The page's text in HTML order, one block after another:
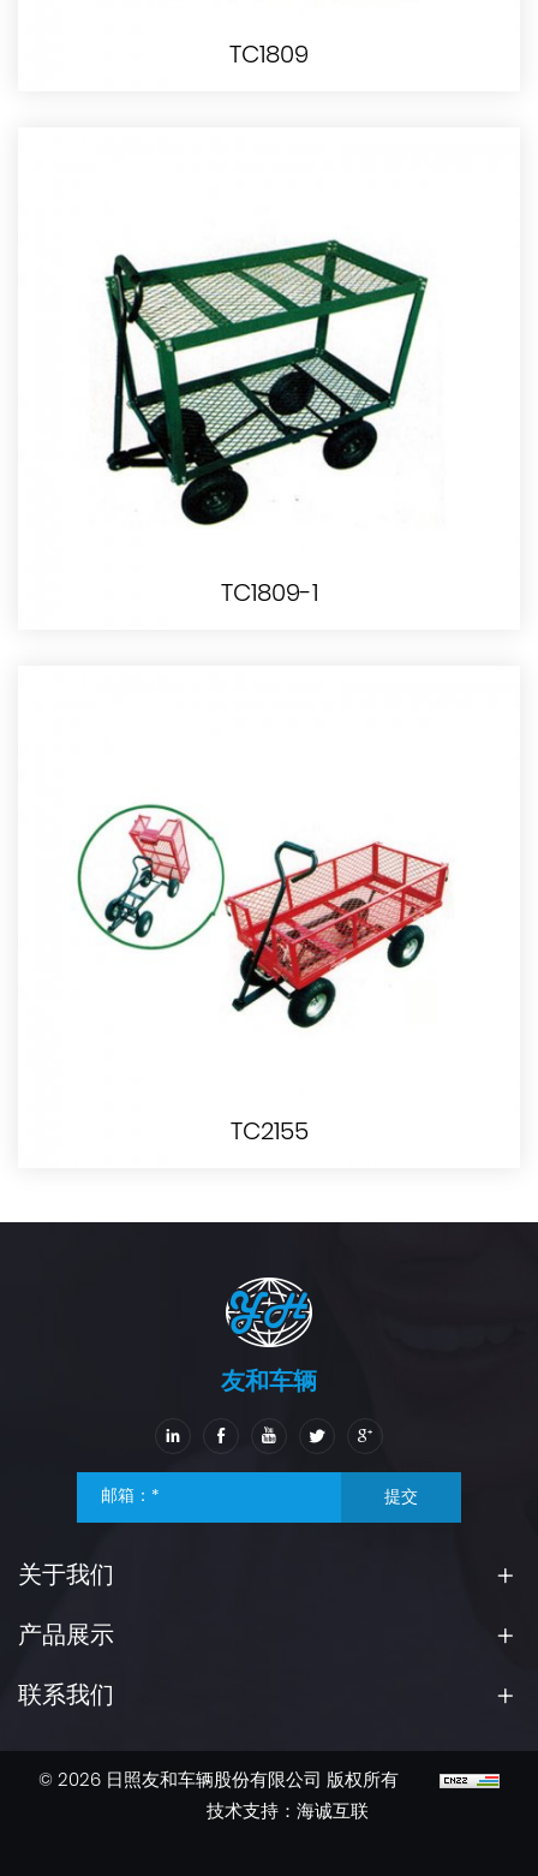
TC1809
TC1809-1
TC2155
友和车辆
提交
关于我们
产品展示
联系我们
© 2026 日照友和车辆股份有限公司 版权所有
技术支持：海诚互联